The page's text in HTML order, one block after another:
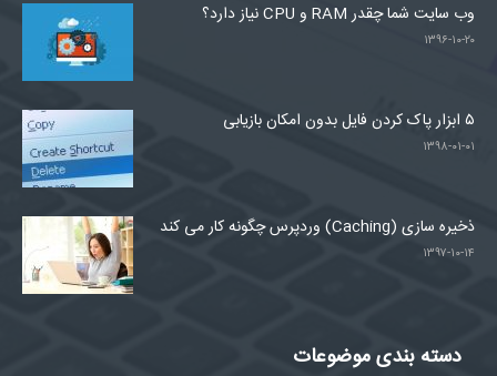
وب سایت شما چقدر RAM و CPU نیاز دارد؟
۱۳۹۶-۱۰-۲۰
۵ ابزار پاک کردن فایل بدون امکان بازیابی
۱۳۹۸-۰۱-۰۱
ذخیره سازی (Caching) وردپرس چگونه کار می کند
۱۳۹۷-۱۰-۱۴
دسته بندی موضوعات